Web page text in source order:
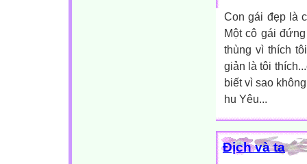
Con gái đẹp là
Một cô gái
thùng vì thích
giản là tôi
biết vì sao
hu Yêu...
Địch và ta